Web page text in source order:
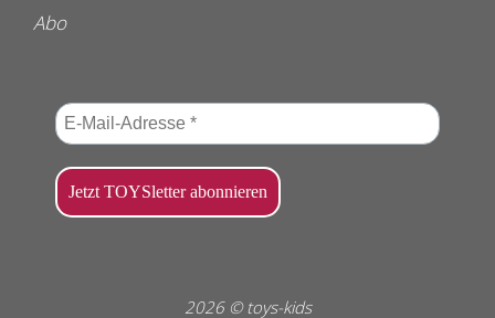
Abo
2026 © toys-kids